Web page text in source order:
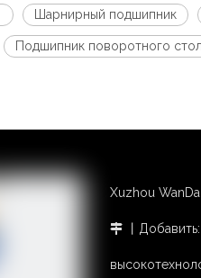
Шарнирный подшипник
Подшипник поворотного
Xuzhou
 丨